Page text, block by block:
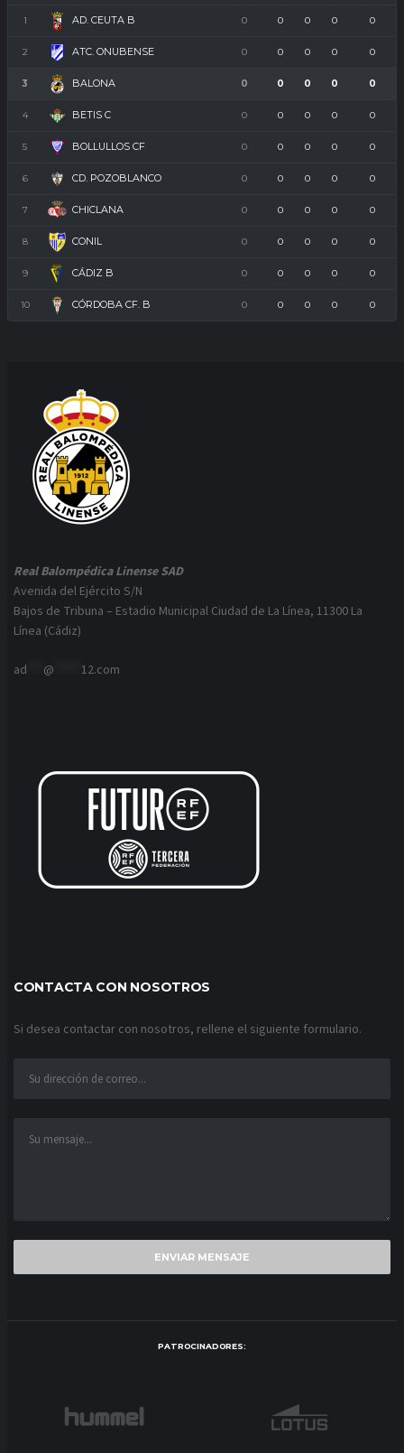
1 AD. CEUTA B 0 0 0 0 0
2 ATC. ONUBENSE 0 0 0 0 0
3 BALONA 0 0 0 0 0
4 BETIS C 0 0 0 0 0
5 BOLLULLOS CF 0 0 0 0 0
6 CD. POZOBLANCO 0 0 0 0 0
7 CHICLANA 0 0 0 0 0
8 CONIL 0 0 0 0 0
9 CÁDIZ B 0 0 0 0 0
10 CÓRDOBA CF. B 0 0 0 0 0
Real Balompédica Linense SAD
Avenida del Ejército S/N
Bajos de Tribuna – Estadio Municipal Ciudad de La Línea, 11300 La
Línea (Cádiz)
ad @ 12.com
CONTACTA CON NOSOTROS
Si desea contactar con nosotros, rellene el siguiente formulario.
PATROCINADORES: